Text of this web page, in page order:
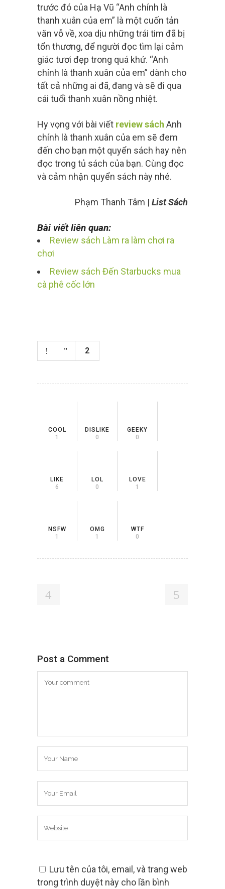
trước đó của Hạ Vũ “Anh chính là
thanh xuân của em” là một cuốn tản
văn vỗ về, xoa dịu những trái tim đã bị
tổn thương, để người đọc tìm lại cảm
giác tươi đẹp trong quá khứ. “Anh
chính là thanh xuân của em” dành cho
tất cả những ai đã, đang và sẽ đi qua
cái tuổi thanh xuân nồng nhiệt.
Hy vọng với bài viết review sách Anh
chính là thanh xuân của em sẽ đem
đến cho bạn một quyển sách hay nên
đọc trong tủ sách của bạn. Cùng đọc
và cảm nhận quyển sách này nhé.
Phạm Thanh Tâm | List Sách
Bài viết liên quan:
Review sách Làm ra làm chơi ra
chơi
Review sách Đến Starbucks mua
cà phê cốc lớn
2
COOL
1
DISLIKE
0
GEEKY
0
LIKE
6
LOL
0
LOVE
1
NSFW
1
OMG
1
WTF
0
Post a Comment
Lưu tên của tôi, email, và trang web
trong trình duyệt này cho lần bình